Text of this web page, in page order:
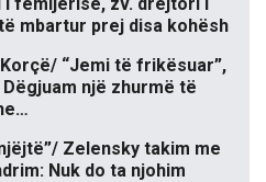
mbartur prej disa kohësh
“Jemi të frikësuar”,
një zhurmë të
Zelensky takim me
Nuk do ta njohim